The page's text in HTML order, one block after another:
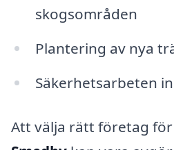
skogsområden
Plantering av nya
Säkerhetsarbeten
Att välja rätt företag för